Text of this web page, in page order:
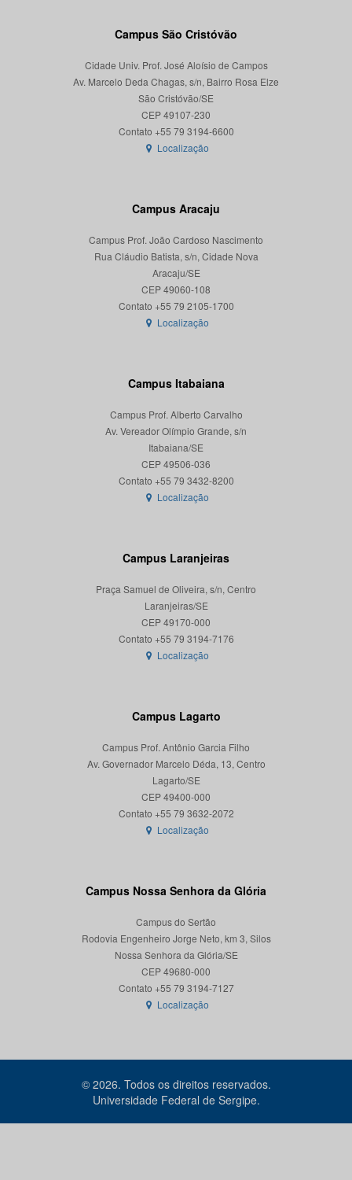
Campus São Cristóvão
Cidade Univ. Prof. José Aloísio de Campos
Av. Marcelo Deda Chagas, s/n, Bairro Rosa Elze
São Cristóvão/SE
CEP 49107-230
Localização
Campus Aracaju
Campus Prof. João Cardoso Nascimento
Rua Cláudio Batista, s/n, Cidade Nova
Aracaju/SE
CEP 49060-108
Localização
Campus Itabaiana
Campus Prof. Alberto Carvalho
Av. Vereador Olímpio Grande, s/n
Itabaiana/SE
CEP 49506-036
Localização
Campus Laranjeiras
Praça Samuel de Oliveira, s/n, Centro
Laranjeiras/SE
CEP 49170-000
Localização
Campus Lagarto
Campus Prof. Antônio Garcia Filho
Av. Governador Marcelo Déda, 13, Centro
Lagarto/SE
CEP 49400-000
Localização
Campus Nossa Senhora da Glória
Campus do Sertão
Rodovia Engenheiro Jorge Neto, km 3, Silos
Nossa Senhora da Glória/SE
CEP 49680-000
Contato +55 79 3194-7127
Localização
© 2026. Todos os direitos reservados.
Universidade Federal de Sergipe.